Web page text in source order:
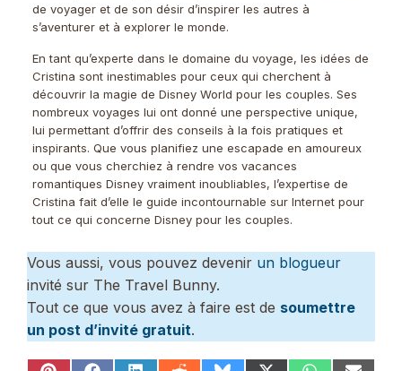
de voyager et de son désir d’inspirer les autres à
s’aventurer et à explorer le monde.
En tant qu’experte dans le domaine du voyage, les idées de
Cristina sont inestimables pour ceux qui cherchent à
découvrir la magie de Disney World pour les couples. Ses
nombreux voyages lui ont donné une perspective unique,
lui permettant d’offrir des conseils à la fois pratiques et
inspirants. Que vous planifiez une escapade en amoureux
ou que vous cherchiez à rendre vos vacances
romantiques Disney vraiment inoubliables, l’expertise de
Cristina fait d’elle le guide incontournable sur Internet pour
tout ce qui concerne Disney pour les couples.
Vous aussi, vous pouvez devenir un blogueur
invité sur The Travel Bunny.
Tout ce que vous avez à faire est de soumettre
un post d’invité gratuit.